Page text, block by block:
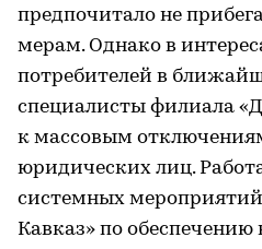
предпочитало не
мерам. Однако в
потребителей в
специалисты филиала
к массовым
юридических лиц.
системных
Кавказ» по обеспечению